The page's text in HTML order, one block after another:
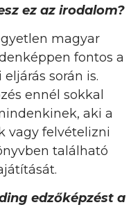
ez az irodalom?
magyar
fontos a
során is.
ennél sokkal
aki a
vagy felvételizni
található
edzőképzést a